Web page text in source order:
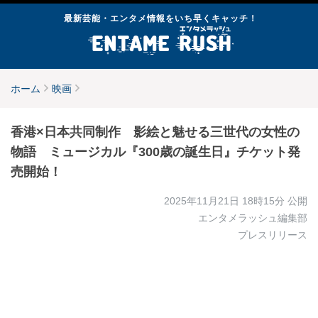
最新芸能・エンタメ情報をいち早くキャッチ！
ホーム 映画
香港×日本共同制作 影絵と魅せる三世代の女性の
物語 ミュージカル『300歳の誕生日』チケット発
売開始！
2025年11月21日 18時15分 公開
エンタメラッシュ編集部
プレスリリース